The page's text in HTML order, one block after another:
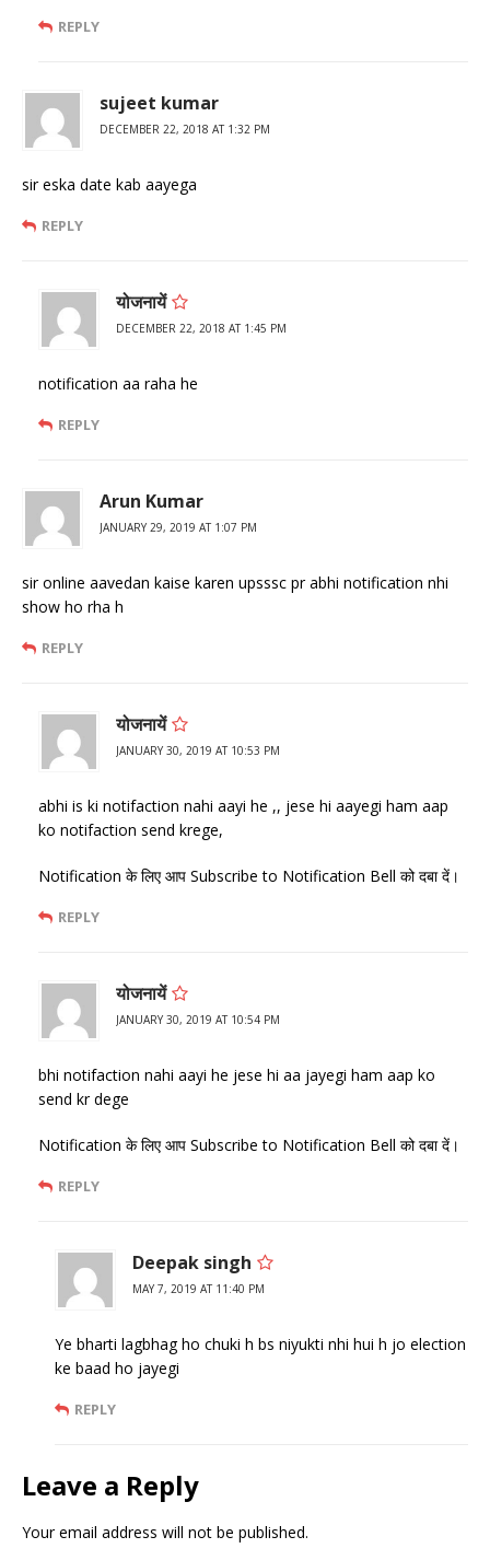
REPLY
sujeet kumar
DECEMBER 22, 2018 AT 1:32 PM
sir eska date kab aayega
REPLY
योजनायें
DECEMBER 22, 2018 AT 1:45 PM
notification aa raha he
REPLY
Arun Kumar
JANUARY 29, 2019 AT 1:07 PM
sir online aavedan kaise karen upsssc pr abhi notification nhi
show ho rha h
REPLY
योजनायें
JANUARY 30, 2019 AT 10:53 PM
abhi is ki notifaction nahi aayi he ,, jese hi aayegi ham aap
ko notifaction send krege,
Notification के लिए आप Subscribe to Notification Bell को दबा दें।
REPLY
योजनायें
JANUARY 30, 2019 AT 10:54 PM
bhi notifaction nahi aayi he jese hi aa jayegi ham aap ko
send kr dege
Notification के लिए आप Subscribe to Notification Bell को दबा दें।
REPLY
Deepak singh
MAY 7, 2019 AT 11:40 PM
Ye bharti lagbhag ho chuki h bs niyukti nhi hui h jo election
ke baad ho jayegi
REPLY
Leave a Reply
Your email address will not be published.